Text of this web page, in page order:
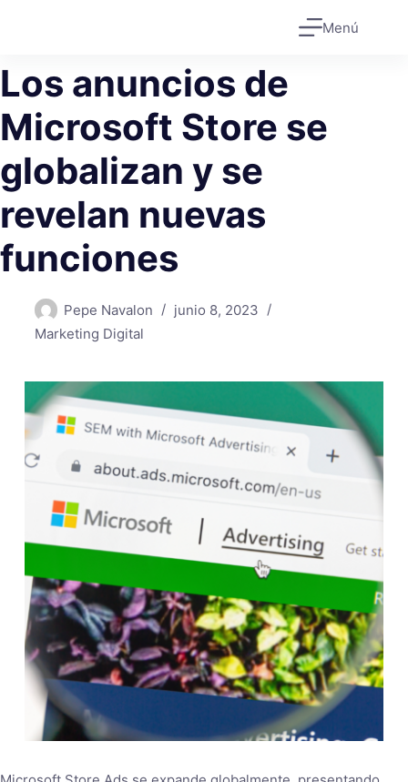
Menú
Los anuncios de
Microsoft Store se
globalizan y se
revelan nuevas
funciones
Pepe Navalon
junio 8, 2023
Marketing Digital